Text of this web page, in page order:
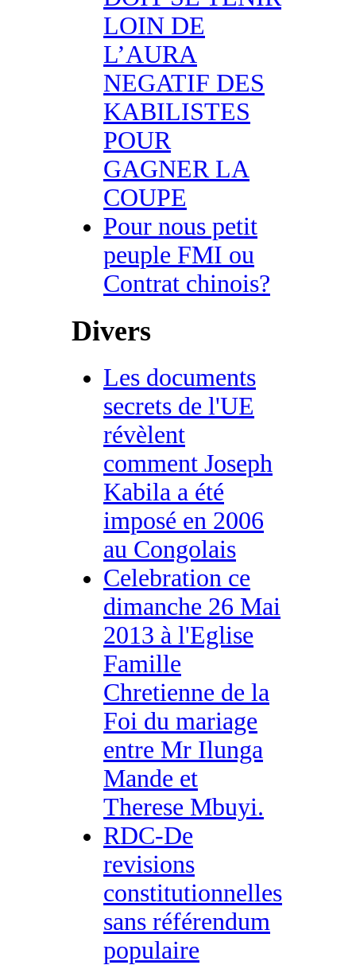
LOIN DE
L’AURA
NEGATIF DES
KABILISTES
POUR
GAGNER LA
COUPE
Pour nous petit
peuple FMI ou
Contrat chinois?
Divers
Les documents
secrets de l'UE
révèlent
comment Joseph
Kabila a été
imposé en 2006
au Congolais
Celebration ce
dimanche 26 Mai
2013 à l'Eglise
Famille
Chretienne de la
Foi du mariage
entre Mr Ilunga
Mande et
Therese Mbuyi.
RDC-De
revisions
constitutionnelles
sans référendum
populaire